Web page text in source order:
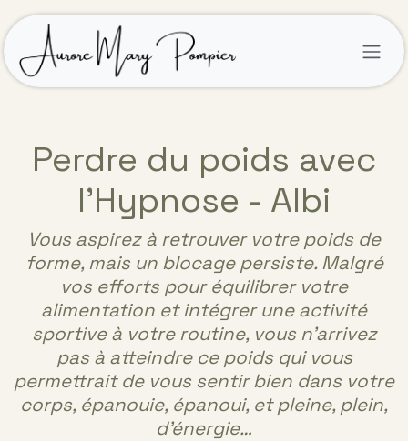
Se rendre au contenu
Perdre du poids avec
l'Hypnose - Albi
Vous aspirez à retrouver votre poids de
forme, mais un blocage persiste. Malgré
vos efforts pour équilibrer votre
alimentation et intégrer une activité
sportive à votre routine, vous n’arrivez
pas à atteindre ce poids qui vous
permettrait de vous sentir bien dans votre
corps, épanouie, épanoui, et pleine, plein,
d'énergie…